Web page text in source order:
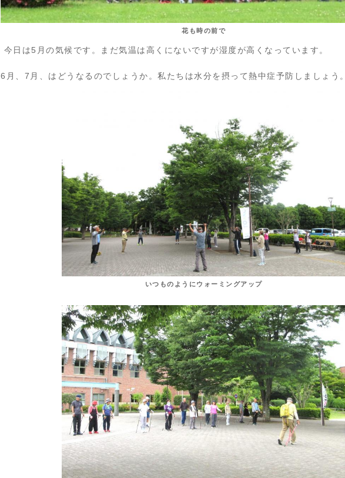
花も時の前で
今日は5月の気候です。まだ気温は高くにないですが湿度が高くなっています。
6月、7月、はどうなるのでしょうか。私たちは水分を摂って熱中症予防しましょう。
いつものようにウォーミングアップ